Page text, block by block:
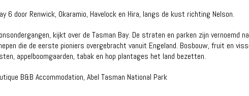
6 door Renwick, Okaramio, Havelock en Hira, langs de kust richting Nelson.
kijkt over de Tasman Bay. De straten en parken zijn vernoemd
die de eerste pioniers overgebracht vanuit Engeland. Bosbouw, fruit en
appelboomgaarden, tabak en hop plantages het land bezetten.
B&B Accommodation, Abel Tasman National Park